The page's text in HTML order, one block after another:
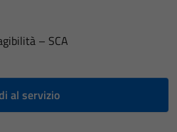
– SCA
al servizio